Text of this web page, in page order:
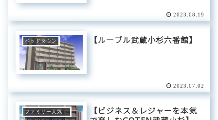
2023.08.19
ベッドタウン 【ルーブル武蔵小杉六番館】
2023.07.02
ファミリー人気エリア
【ビジネス＆レジャーを本気